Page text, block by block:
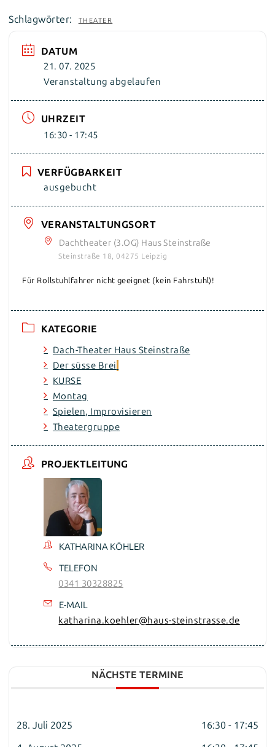
Schlagwörter: THEATER
DATUM
21. 07. 2025
Veranstaltung abgelaufen
UHRZEIT
16:30 - 17:45
VERFÜGBARKEIT
ausgebucht
VERANSTALTUNGSORT
Dachtheater (3.OG) Haus Steinstraße
Steinstraße 18, 04275 Leipzig
Für Rollstuhlfahrer nicht geeignet (kein Fahrstuhl)!
KATEGORIE
Dach-Theater Haus Steinstraße
Der süsse Brei
KURSE
Montag
Spielen, Improvisieren
Theatergruppe
PROJEKTLEITUNG
KATHARINA KÖHLER
TELEFON
0341 30328825
E-MAIL
katharina.koehler@haus-steinstrasse.de
NÄCHSTE TERMINE
28. Juli 2025
16:30 - 17:45